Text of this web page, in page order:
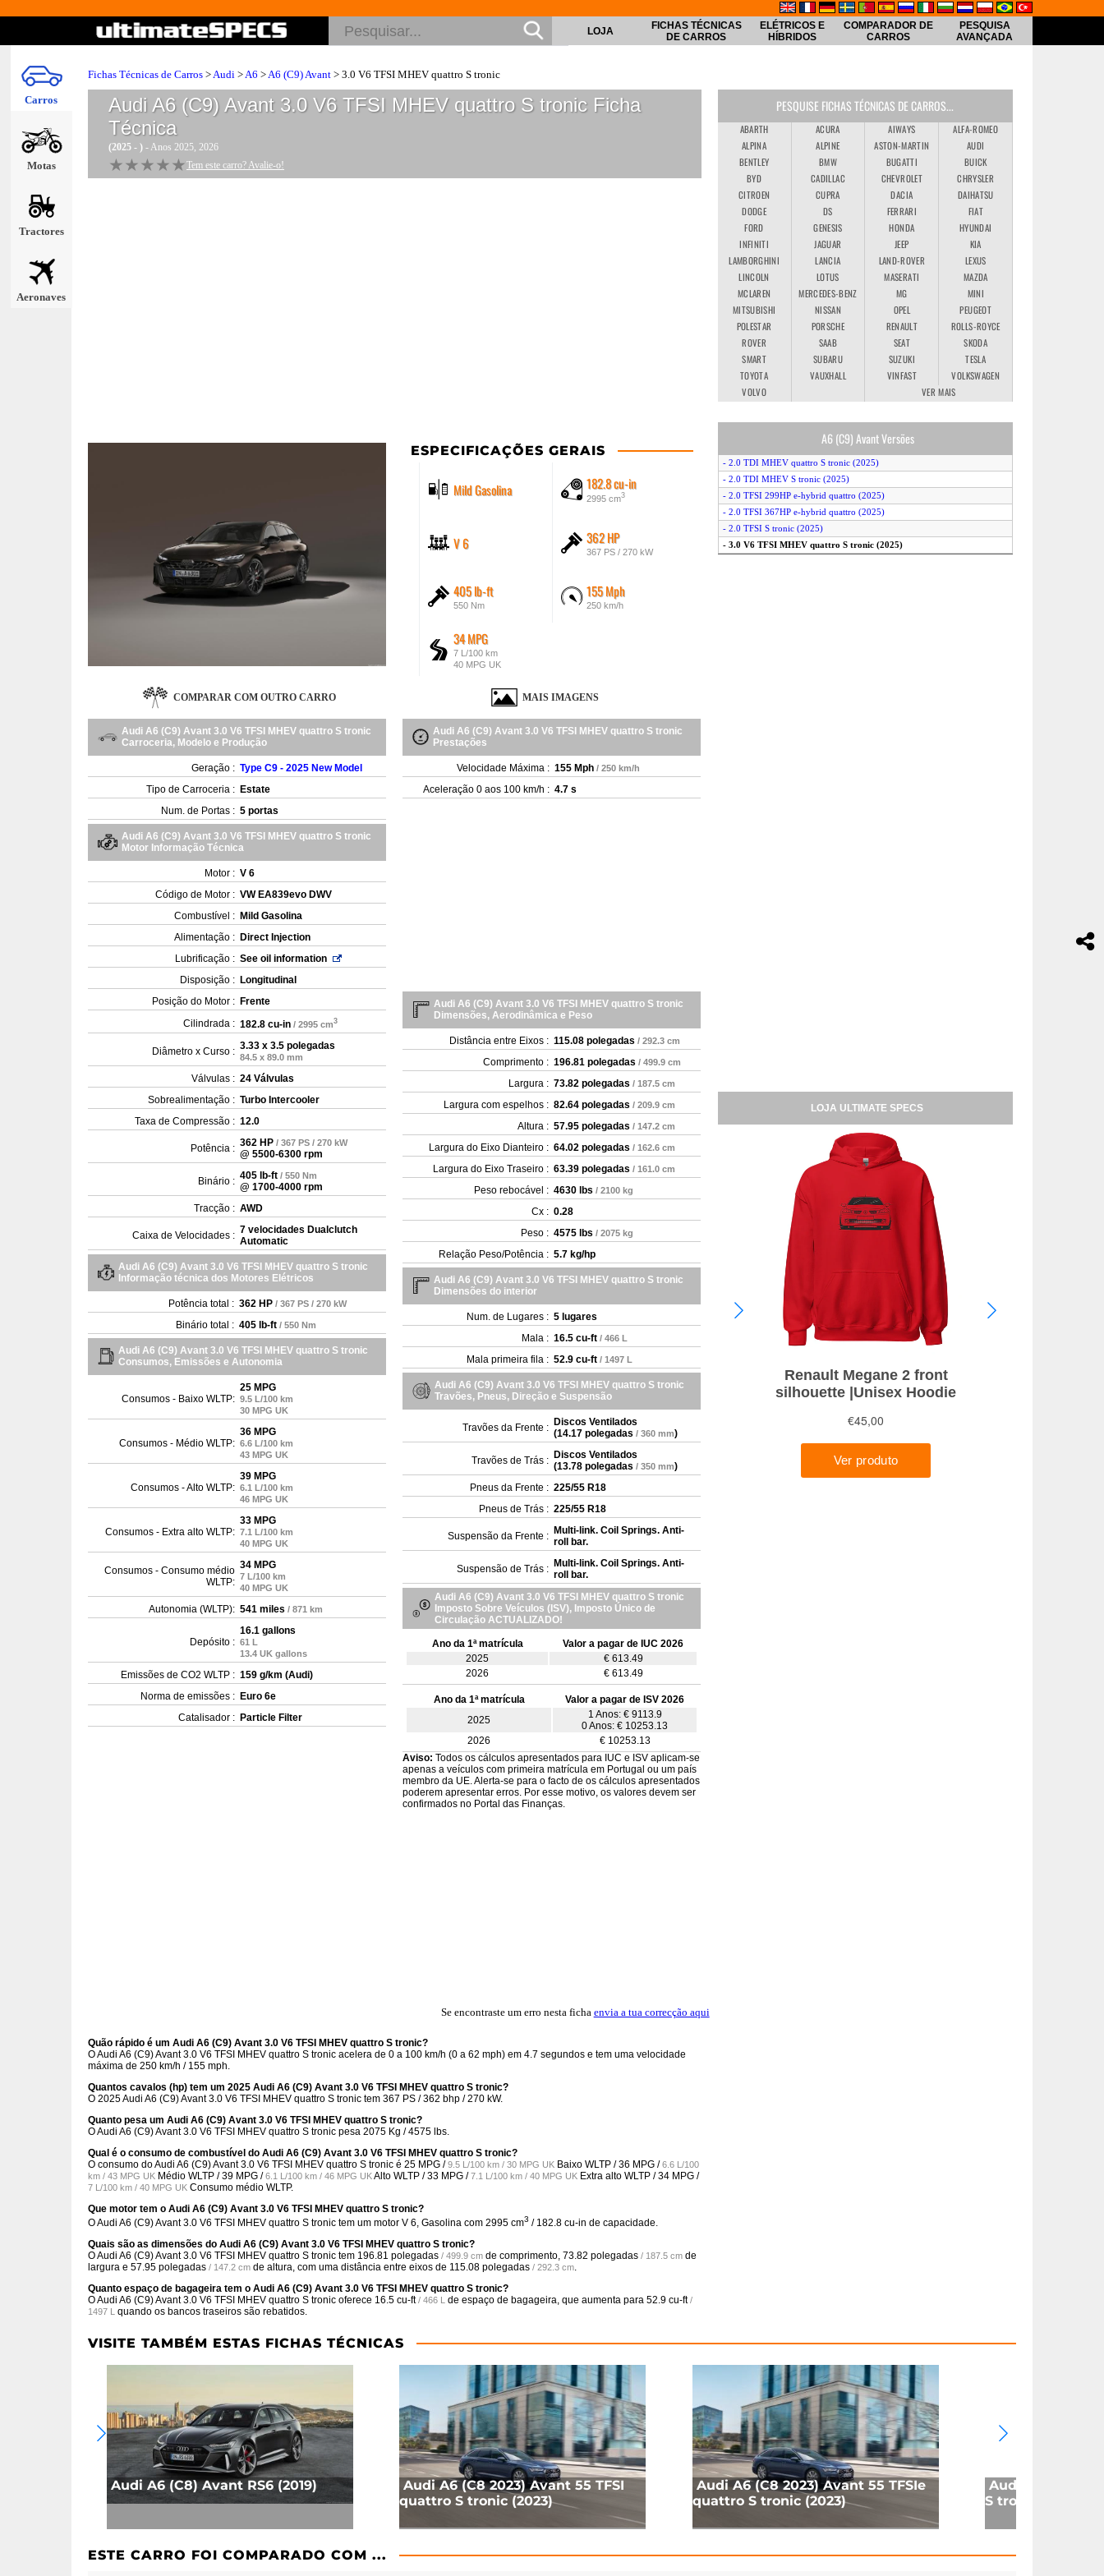
Carros
Motas
Tractores
Aeronaves
LOJA
FICHAS TÉCNICAS
DE CARROS
ELÉTRICOS E
HÍBRIDOS
COMPARADOR DE
CARROS
PESQUISA
AVANÇADA
Fichas Técnicas de Carros >Audi >A6 >A6 (C9) Avant > 3.0 V6 TFSI MHEV quattro S tronic
Audi A6 (C9) Avant 3.0 V6 TFSI MHEV quattro S tronic Ficha
Técnica
(2025 - ) - Anos 2025, 2026
★★★★★
★★★★★ Tem este carro? Avalie-o!
ESPECIFICAÇÕES GERAIS
Mild Gasolina 182.8 cu-in
2995 cm3
V 6 362 HP
367 PS / 270 kW
405 lb-ft
550 Nm
155 Mph
250 km/h
34 MPG
7 L/100 km
40 MPG UK
COMPARAR COM OUTRO CARRO MAIS IMAGENS
Audi A6 (C9) Avant 3.0 V6 TFSI MHEV quattro S tronic
Carroceria, Modelo e Produção
Geração : Type C9 - 2025 New Model
Tipo de Carroceria : Estate
Num. de Portas : 5 portas
Audi A6 (C9) Avant 3.0 V6 TFSI MHEV quattro S tronic
Motor Informação Técnica
Motor : V 6
Código de Motor : VW EA839evo DWV
Combustível : Mild Gasolina
Alimentação : Direct Injection
Lubrificação : See oil information
Disposição : Longitudinal
Posição do Motor : Frente
Cilindrada : 182.8 cu-in / 2995 cm3
Diâmetro x Curso : 3.33 x 3.5 polegadas
84.5 x 89.0 mm
Válvulas : 24 Válvulas
Sobrealimentação : Turbo Intercooler
Taxa de Compressão : 12.0
Potência : 362 HP / 367 PS / 270 kW
@ 5500-6300 rpm
Binário : 405 lb-ft / 550 Nm
@ 1700-4000 rpm
Tracção : AWD
Caixa de Velocidades : 7 velocidades Dualclutch
Automatic
Audi A6 (C9) Avant 3.0 V6 TFSI MHEV quattro S tronic
Informação técnica dos Motores Elétricos
Potência total : 362 HP / 367 PS / 270 kW
Binário total : 405 lb-ft / 550 Nm
Audi A6 (C9) Avant 3.0 V6 TFSI MHEV quattro S tronic
Consumos, Emissões e Autonomia
Consumos - Baixo WLTP:
25 MPG
9.5 L/100 km
30 MPG UK
Consumos - Médio WLTP:
36 MPG
6.6 L/100 km
43 MPG UK
Consumos - Alto WLTP:
39 MPG
6.1 L/100 km
46 MPG UK
Consumos - Extra alto WLTP:
33 MPG
7.1 L/100 km
40 MPG UK
Consumos - Consumo médio
WLTP:
34 MPG
7 L/100 km
40 MPG UK
Autonomia (WLTP): 541 miles / 871 km
Depósito :
16.1 gallons
61 L
13.4 UK gallons
Emissões de CO2 WLTP : 159 g/km (Audi)
Norma de emissões : Euro 6e
Catalisador : Particle Filter
Audi A6 (C9) Avant 3.0 V6 TFSI MHEV quattro S tronic
Prestações
Velocidade Máxima : 155 Mph / 250 km/h
Aceleração 0 aos 100 km/h : 4.7 s
Audi A6 (C9) Avant 3.0 V6 TFSI MHEV quattro S tronic
Dimensões, Aerodinâmica e Peso
Distância entre Eixos : 115.08 polegadas / 292.3 cm
Comprimento : 196.81 polegadas / 499.9 cm
Largura : 73.82 polegadas / 187.5 cm
Largura com espelhos : 82.64 polegadas / 209.9 cm
Altura : 57.95 polegadas / 147.2 cm
Largura do Eixo Dianteiro : 64.02 polegadas / 162.6 cm
Largura do Eixo Traseiro : 63.39 polegadas / 161.0 cm
Peso rebocável : 4630 lbs / 2100 kg
Cx : 0.28
Peso : 4575 lbs / 2075 kg
Relação Peso/Potência : 5.7 kg/hp
Audi A6 (C9) Avant 3.0 V6 TFSI MHEV quattro S tronic
Dimensões do interior
Num. de Lugares : 5 lugares
Mala : 16.5 cu-ft / 466 L
Mala primeira fila : 52.9 cu-ft / 1497 L
Audi A6 (C9) Avant 3.0 V6 TFSI MHEV quattro S tronic
Travões, Pneus, Direção e Suspensão
Travões da Frente : Discos Ventilados
(14.17 polegadas / 360 mm)
Travões de Trás : Discos Ventilados
(13.78 polegadas / 350 mm)
Pneus da Frente : 225/55 R18
Pneus de Trás : 225/55 R18
Suspensão da Frente : Multi-link. Coil Springs. Anti-
roll bar.
Suspensão de Trás : Multi-link. Coil Springs. Anti-
roll bar.
Audi A6 (C9) Avant 3.0 V6 TFSI MHEV quattro S tronic
Imposto Sobre Veículos (ISV), Imposto Único de
Circulação ACTUALIZADO!
Ano da 1ª matrícula
Valor a pagar de IUC 2026
2025
€ 613.49
2026
€ 613.49
Ano da 1ª matrícula
Valor a pagar de ISV 2026
2025
1 Anos: € 9113.9
0 Anos: € 10253.13
2026
€ 10253.13
Aviso: Todos os cálculos apresentados para IUC e ISV aplicam-se
apenas a veículos com primeira matrícula em Portugal ou um país
membro da UE. Alerta-se para o facto de os cálculos apresentados
poderem apresentar erros. Por esse motivo, os valores devem ser
confirmados no Portal das Finanças.
Se encontraste um erro nesta ficha envia a tua correcção aqui
Quão rápido é um Audi A6 (C9) Avant 3.0 V6 TFSI MHEV quattro S tronic?
O Audi A6 (C9) Avant 3.0 V6 TFSI MHEV quattro S tronic acelera de 0 a 100 km/h (0 a 62 mph) em 4.7 segundos e tem uma velocidade
máxima de 250 km/h / 155 mph.
Quantos cavalos (hp) tem um 2025 Audi A6 (C9) Avant 3.0 V6 TFSI MHEV quattro S tronic?
O 2025 Audi A6 (C9) Avant 3.0 V6 TFSI MHEV quattro S tronic tem 367 PS / 362 bhp / 270 kW.
Quanto pesa um Audi A6 (C9) Avant 3.0 V6 TFSI MHEV quattro S tronic?
O Audi A6 (C9) Avant 3.0 V6 TFSI MHEV quattro S tronic pesa 2075 Kg / 4575 lbs.
Qual é o consumo de combustível do Audi A6 (C9) Avant 3.0 V6 TFSI MHEV quattro S tronic?
O consumo do Audi A6 (C9) Avant 3.0 V6 TFSI MHEV quattro S tronic é 25 MPG /9.5 L/100 km / 30 MPG UK Baixo WLTP /36 MPG /6.6 L/100
km / 43 MPG UK Médio WLTP /39 MPG /6.1 L/100 km / 46 MPG UKAlto WLTP /33 MPG /7.1 L/100 km / 40 MPG UK Extra alto WLTP /34 MPG /
7 L/100 km / 40 MPG UK Consumo médio WLTP.
Que motor tem o Audi A6 (C9) Avant 3.0 V6 TFSI MHEV quattro S tronic?
O Audi A6 (C9) Avant 3.0 V6 TFSI MHEV quattro S tronic tem um motor V 6, Gasolina com 2995 cm3 / 182.8 cu-in de capacidade.
Quais são as dimensões do Audi A6 (C9) Avant 3.0 V6 TFSI MHEV quattro S tronic?
O Audi A6 (C9) Avant 3.0 V6 TFSI MHEV quattro S tronic tem 196.81 polegadas / 499.9 cm de comprimento, 73.82 polegadas / 187.5 cm de
largura e 57.95 polegadas / 147.2 cm de altura, com uma distância entre eixos de 115.08 polegadas / 292.3 cm.
Quanto espaço de bagageira tem o Audi A6 (C9) Avant 3.0 V6 TFSI MHEV quattro S tronic?
O Audi A6 (C9) Avant 3.0 V6 TFSI MHEV quattro S tronic oferece 16.5 cu-ft / 466 L de espaço de bagageira, que aumenta para 52.9 cu-ft /
1497 L quando os bancos traseiros são rebatidos.
PESQUISE FICHAS TÉCNICAS DE CARROS...
ABARTH ACURA AIWAYS
ALFA-ROMEO
ALPINA
ALPINE ASTON-MARTIN
AUDI
BENTLEY
BMW BUGATTI
BUICK
BYD
CADILLAC CHEVROLET
CHRYSLER
CITROEN
CUPRA DACIA
DAIHATSU
DODGE
DS FERRARI
FIAT
FORD
GENESIS HONDA
HYUNDAI
INFINITI
JAGUAR JEEP
KIA
LAMBORGHINI
LANCIA LAND-ROVER
LEXUS
LINCOLN
LOTUS MASERATI
MAZDA
MCLAREN
MERCEDES-BENZ MG
MINI
MITSUBISHI
NISSAN OPEL
PEUGEOT
POLESTAR
PORSCHE RENAULT
ROLLS-ROYCE
ROVER
SAAB SEAT
SKODA
SMART
SUBARU SUZUKI
TESLA
TOYOTA
VAUXHALL VINFAST
VOLKSWAGEN
VOLVO
VER MAIS
A6 (C9) Avant Versões
- 2.0 TDI MHEV quattro S tronic (2025)
- 2.0 TDI MHEV S tronic (2025)
- 2.0 TFSI 299HP e-hybrid quattro (2025)
- 2.0 TFSI 367HP e-hybrid quattro (2025)
- 2.0 TFSI S tronic (2025)
- 3.0 V6 TFSI MHEV quattro S tronic (2025)
LOJA ULTIMATE SPECS
VISITE TAMBÉM ESTAS FICHAS TÉCNICAS
Audi A6 (C8) Avant RS6 (2019)
Audi A6 (C8 2023) Avant 55 TFSI
quattro S tronic (2023)
Audi A6 (C8 2023) Avant 55 TFSIe
quattro S tronic (2023)
Audi A6 (C8
S tronic (2023)
ESTE CARRO FOI COMPARADO COM ...